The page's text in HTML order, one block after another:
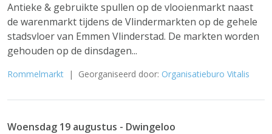
Antieke & gebruikte spullen op de vlooienmarkt naast
de warenmarkt tijdens de Vlindermarkten op de gehele
stadsvloer van Emmen Vlinderstad. De markten worden
gehouden op de dinsdagen...
Rommelmarkt | Georganiseerd door: Organisatieburo Vitalis
Woensdag 19 augustus - Dwingeloo